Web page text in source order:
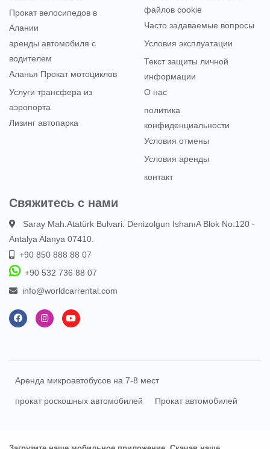
Прокат велосипедов в
Алании
аренды автомобиля с
водителем
Аланья Прокат мотоциклов
Услуги трансфера из
аэропорта
Лизинг автопарка
файлов cookie
Часто задаваемые вопросы
Условия эксплуатации
Текст защиты личной
информации
О нас
политика
конфиденциальности
Условия отмены
Условия аренды
контакт
Свяжитесь с нами
Saray Mah.Atatürk Bulvari. Denizolgun IshanıA Blok No:120 -
Antalya Alanya 07410.
+90 850 888 88 07
+90 532 736 88 07
info@worldcarrental.com
Аренда микроавтобусов на 7-8 мест
прокат роскошных автомобилей Прокат автомобилей